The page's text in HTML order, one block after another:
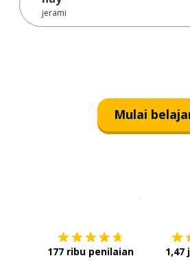
jerami
Mulai
177 ribu penilaian 1,47